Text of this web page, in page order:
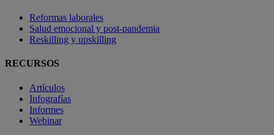
Reformas laborales
Salud emocional y post-pandemia
Reskilling y upskilling
RECURSOS
Artículos
Infografías
Informes
Webinar